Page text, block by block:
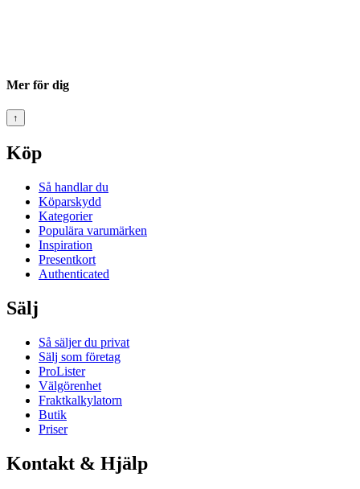
Mer för dig
↑
Köp
Så handlar du
Köparskydd
Kategorier
Populära varumärken
Inspiration
Presentkort
Authenticated
Sälj
Så säljer du privat
Sälj som företag
ProLister
Välgörenhet
Fraktkalkylatorn
Butik
Priser
Kontakt & Hjälp